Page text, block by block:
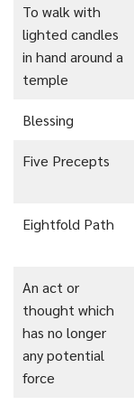
To walk with
lighted candles
in hand around a
temple
Blessing
Five Precepts
Eightfold Path
An act or
thought which
has no longer
any potential
force